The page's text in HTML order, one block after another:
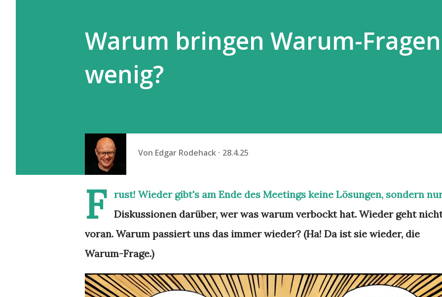
Warum bringen Warum-
wenig?
Von Edgar Rodehack 28.4.25
F
rust! Wieder gibt's am Ende des Meetings keine Lösungen, sondern
Diskussionen darüber, wer was warum verbockt hat. Wieder geht
voran. Warum passiert uns das immer wieder? (Ha! Da ist sie wieder, die
Warum-Frage.)